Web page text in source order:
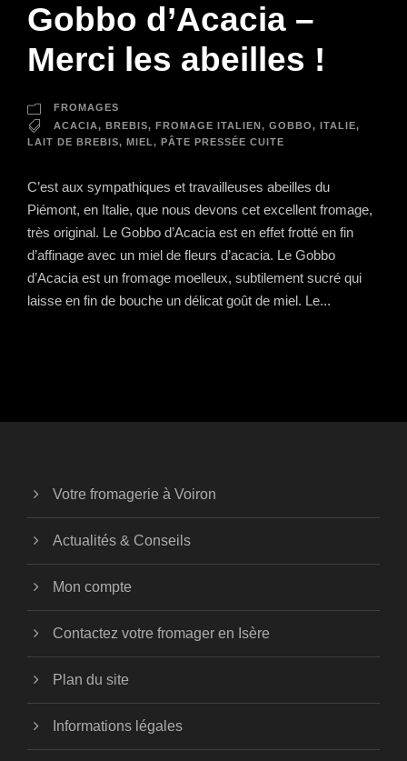
Gobbo d’Acacia –
Merci les abeilles !
FROMAGES
ACACIA, BREBIS, FROMAGE ITALIEN, GOBBO, ITALIE,
LAIT DE BREBIS, MIEL, PÂTE PRESSÉE CUITE
C’est aux sympathiques et travailleuses abeilles du
Piémont, en Italie, que nous devons cet excellent fromage,
très original. Le Gobbo d’Acacia est en effet frotté en fin
d’affinage avec un miel de fleurs d’acacia. Le Gobbo
d’Acacia est un fromage moelleux, subtilement sucré qui
laisse en fin de bouche un délicat goût de miel. Le...
Votre fromagerie à Voiron
Actualités & Conseils
Mon compte
Contactez votre fromager en Isère
Plan du site
Informations légales